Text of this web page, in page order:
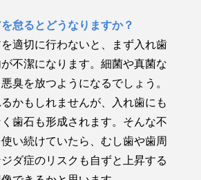
怠るとどうなりますか？
適切に行わないと、まず入れ歯
不潔になります。細菌や真菌な
臭を放つようになるでしょう。
かもしれませんが、入れ歯にも
歯石も形成されます。そんな不
い続けていたら、むし歯や歯周
ダ症のリスクも自ずと上昇する